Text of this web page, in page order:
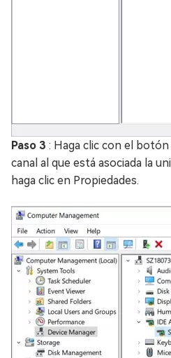
Paso 3 : Haga clic con el
canal al que está asociada la
haga clic en Propiedades.